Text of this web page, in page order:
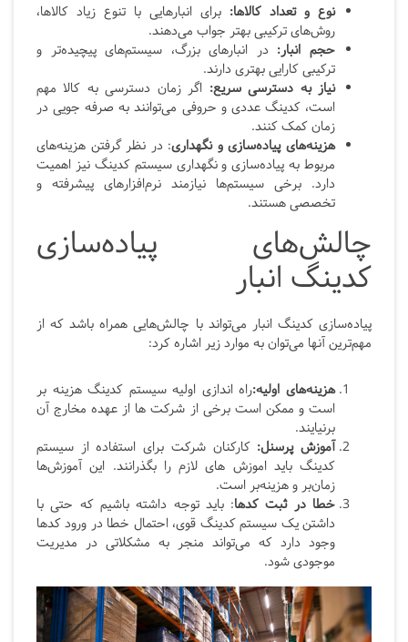
نوع و تعداد کالاها: برای انبارهایی با تنوع زیاد کالاها،
روش‌های ترکیبی بهتر جواب می‌دهند.
حجم انبار: در انبارهای بزرگ، سیستم‌های پیچیده‌تر و
ترکیبی کارایی بهتری دارند.
نیاز به دسترسی سریع: اگر زمان دسترسی به کالا مهم
است، کدینگ عددی و حروفی می‌توانند به صرفه جویی در
زمان کمک کنند.
هزینه‌های پیاده‌سازی و نگهداری: در نظر گرفتن هزینه‌های
مربوط به پیاده‌سازی و نگهداری سیستم کدینگ نیز اهمیت
دارد. برخی سیستم‌ها نیازمند نرم‌افزارهای پیشرفته و
تخصصی هستند.
چالش‌های پیاده‌سازی
کدینگ انبار
پیاده‌سازی کدینگ انبار می‌تواند با چالش‌هایی همراه باشد که از
مهم‌ترین آنها می‌توان به موارد زیر اشاره کرد:
هزینه‌های اولیه:راه اندازی اولیه سیستم کدینگ هزینه بر
است و ممکن است برخی از شرکت ها از عهده مخارج آن
برنیایند.
آموزش پرسنل: کارکنان شرکت برای استفاده از سیستم
کدینگ باید اموزش های لازم را بگذرانند. این آموزش‌ها
زمان‌بر و هزینه‌بر است.
خطا در ثبت کدها: باید توجه داشته باشیم که حتی با
داشتن یک سیستم کدینگ قوی، احتمال خطا در ورود کدها
وجود دارد که می‌تواند منجر به مشکلاتی در مدیریت
موجودی شود.